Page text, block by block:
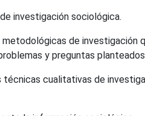
investigación sociológica.
de investigación
y preguntas
técnicas cualitativas de